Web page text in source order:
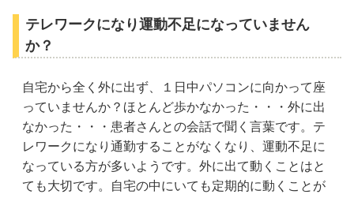
テレワークになり運動不足になっていません
か？
自宅から全く外に出ず、１日中パソコンに向かって座
っていませんか？ほとんど歩かなかった・・・外に出
なかった・・・患者さんとの会話で聞く言葉です。テ
レワークになり通勤することがなくなり、運動不足に
なっている方が多いようです。外に出て動くことはと
ても大切です。自宅の中にいても定期的に動くことが